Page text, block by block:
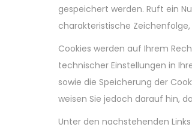
gespeichert werden. Ruft ein
charakteristische
Cookies werden auf Ihrem
technischer Einstellungen in
sowie die Speicherung der
weisen Sie jedoch darauf hin,
Unter den nachstehenden